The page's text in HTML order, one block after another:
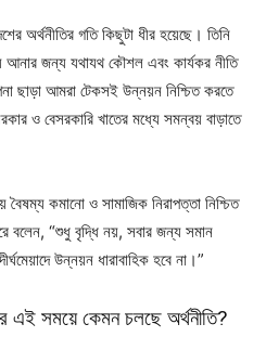
অর্থনীতির গতি কিছুটা ধীর হয়েছে। তিনি
আনার জন্য যথাযথ কৌশল এবং কার্যকর নীতি
ছাড়া আমরা টেকসই উন্নয়ন নিশ্চিত করতে
ও বেসরকারি খাতের মধ্যে সমন্বয় বাড়াতে
বৈষম্য কমানো ও সামাজিক নিরাপত্তা নিশ্চিত
বলেন, “শুধু বৃদ্ধি নয়, সবার জন্য সমান
উন্নয়ন ধারাবাহিক হবে না।”
এই সময়ে কেমন চলছে অর্থনীতি?